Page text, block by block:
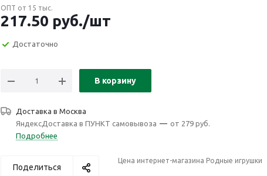
ОПТ от 15 тыс.
217.50 руб./шт
Достаточно
В корзину
Доставка в Москва
ЯндексДоставка в ПУНКТ самовывоза — от 279 руб.
Подробнее
Поделиться
Цена интернет-магазина Родные игрушки